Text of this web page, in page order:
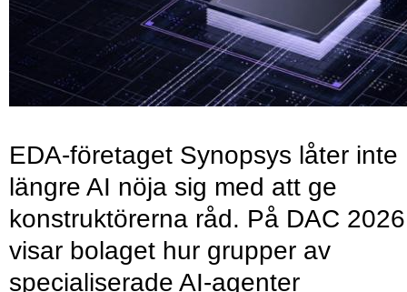
EDA-företaget Synopsys låter inte
längre AI nöja sig med att ge
konstruktörerna råd. På DAC 2026
visar bolaget hur grupper av
specialiserade AI-agenter